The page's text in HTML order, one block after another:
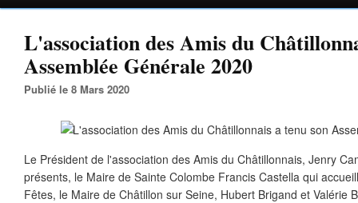
L'association des Amis du
Assemblée Générale 2020
Publié le 8 Mars 2020
Le Président de l'association des Amis du Châtillonnais, Jenry
présents, le Maire de Sainte Colombe Francis Castella qui
Fêtes, le Maire de Châtillon sur Seine, Hubert Brigand et Valérie